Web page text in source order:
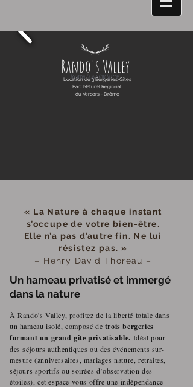
Rando's Valley
Location Grand Gite Vercors
Location de 3 Bergeries-Gîtes
Parc Naturel Régional
du Vercors - Drôme
« La Nature à chaque instant
s’occupe de votre bien-être.
Elle n’a pas d’autre fin. Ne lui
résistez pas. »
– Henry David Thoreau –
Un hameau privatisé et immergé
dans la nature
À Rando's Valley, profitez de la liberté totale dans
un hameau isolé, composé de trois bergeries
formant un grand gîte privatisable. Idéal pour
des séjours authentiques ou des événements sur-
mesure (anniversaires, mariages nature, retraites,
séjours sportifs ou soirées d’observation des
étoiles), cet espace vous offre une indépendance